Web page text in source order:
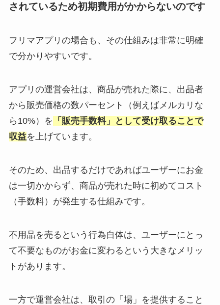
されているため初期費用がかからないのです
フリマアプリの場合も、その仕組みは非常に明確
で分かりやすいです。
アプリの運営会社は、商品が売れた際に、出品者
から販売価格の数パーセント（例えばメルカリな
ら10%）を 「販売手数料」として受け取ることで
収益を上げています。
そのため、出品するだけであればユーザーにお金
は一切かからず、商品が売れた時に初めてコスト
（手数料）が発生する仕組みです。
不用品を売るという行為自体は、ユーザーにとっ
て不要なものがお金に変わるという大きなメリッ
トがあります。
一方で運営会社は、取引の「場」を提供すること